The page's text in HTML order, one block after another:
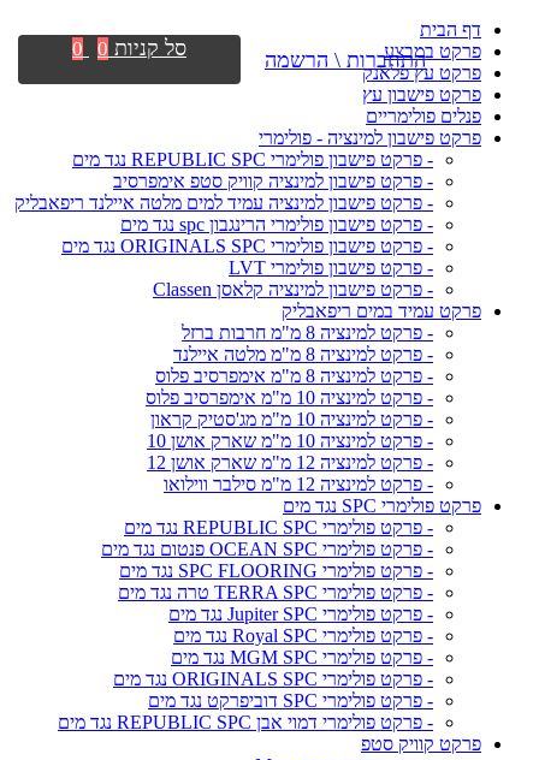
דף הבית
פרקט במבצע
פרקט עץ פלאנק
פרקט פישבון עץ
פנלים פולימריים
פרקט פישבון למינציה - פולימרי
- פרקט פישבון פולימרי REPUBLIC SPC נגד מים
- פרקט פישבון למינציה קוויק סטפ אימפרסיב
- פרקט פישבון למינציה עמיד למים מלטה איילנד ריפאבליק
- פרקט פישבון פולימרי הרינגבון spc נגד מים
- פרקט פישבון פולימרי ORIGINALS SPC נגד מים
- פרקט פישבון פולימרי LVT
- פרקט פישבון למינציה קלאסן Classen
פרקט עמיד במים ריפאבליק
- פרקט למינציה 8 מ"מ חרבות ברזל
- פרקט למינציה 8 מ"מ מלטה איילנד
- פרקט למינציה 8 מ"מ אימפרסיב פלוס
- פרקט למינציה 10 מ"מ אימפרסיב פלוס
- פרקט למינציה 10 מ"מ מג'סטיק קראון
- פרקט למינציה 10 מ"מ שארק אושן 10
- פרקט למינציה 12 מ"מ שארק אושן 12
- פרקט למינציה 12 מ"מ סילבר ווילואו
פרקט פולימרי SPC נגד מים
- פרקט פולימרי REPUBLIC SPC נגד מים
- פרקט פולימרי OCEAN SPC פנטום נגד מים
- פרקט פולימרי SPC FLOORING נגד מים
- פרקט פולימרי TERRA SPC טרה נגד מים
- פרקט פולימרי Jupiter SPC נגד מים
- פרקט פולימרי Royal SPC נגד מים
- פרקט פולימרי MGM SPC נגד מים
- פרקט פולימרי ORIGINALS SPC נגד מים
- פרקט פולימרי SPC דוביפרקט נגד מים
- פרקט פולימרי דמוי אבן REPUBLIC SPC נגד מים
פרקט קוויק סטפ
התחברות \ הרשמה סל קניות 0
0